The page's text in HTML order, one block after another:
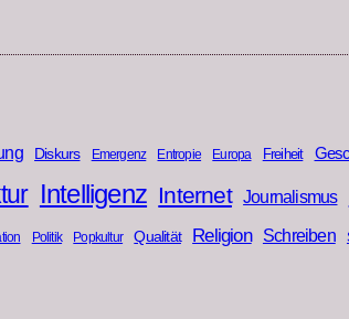
Diskurs Emergenz Entropie Europa Freiheit
Intelligenz Internet Journalismus
Politik Popkultur Qualität Religion Schreiben